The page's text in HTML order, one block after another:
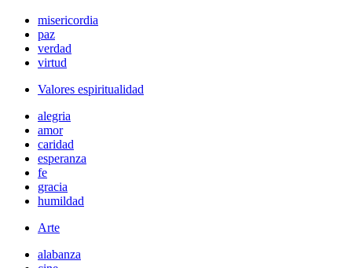
misericordia
paz
verdad
virtud
Valores espiritualidad
alegria
amor
caridad
esperanza
fe
gracia
humildad
Arte
alabanza